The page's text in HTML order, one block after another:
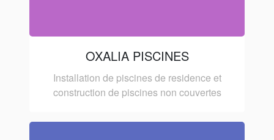
OXALIA PISCINES
Installation de piscines de residence et
construction de piscines non couvertes